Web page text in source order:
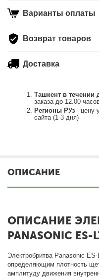
Варианты оплаты
Возврат товаров
Доставка
Ташкент в течении
заказа до 12.00
Регионы РУз - цену
сайта (1-3 дня)
ОПИСАНИЕ
ОПИСАНИЕ
PANASONIC ES-
Электробритва Panasonic
определяющим плотность
амплитуду движения